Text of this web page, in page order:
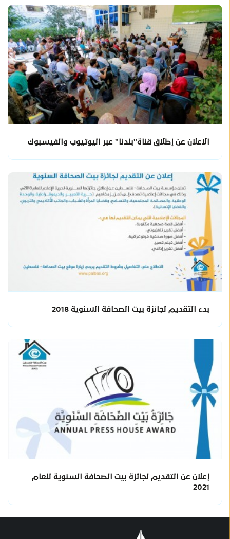
الاعلان عن إطلاق قناة"بلدنا" عبر اليوتيوب والفيسبوك
بدء التقديم لجائزة بيت الصحافة السنوية 2018
إعلان عن التقديم لجائزة بيت الصحافة السنوية للعام
2021